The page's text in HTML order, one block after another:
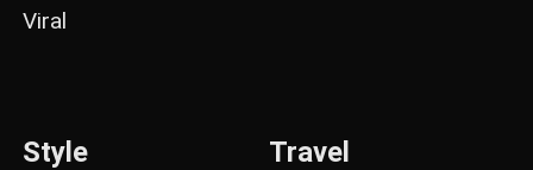
Viral
Style Travel